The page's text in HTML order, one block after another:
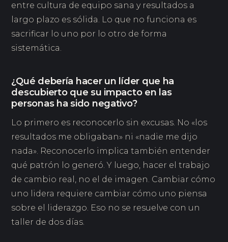
entre cultura de equipo sana y resultados a
largo plazo es sólida. Lo que no funciona es
sacrificar lo uno por lo otro de forma
sistemática.
¿Qué debería hacer un líder que ha
descubierto que su impacto en las
personas ha sido negativo?
Lo primero es reconocerlo sin excusas. No «los
resultados me obligaban» ni «nadie me dijo
nada». Reconocerlo implica también entender
qué patrón lo generó. Y luego, hacer el trabajo
de cambio real, no el de imagen. Cambiar cómo
uno lidera requiere cambiar cómo uno piensa
sobre el liderazgo. Eso no se resuelve con un
taller de dos días.